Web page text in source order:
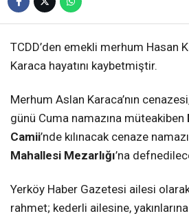
TCDD’den emekli merhum Hasan
Karaca hayatını kaybetmiştir.
Merhum Aslan Karaca’nın
günü Cuma namazına müteakiben
Camii’nde kılınacak cenaze
Mahallesi Mezarlığı’na
Yerköy Haber Gazetesi ailesi
rahmet; kederli ailesine,